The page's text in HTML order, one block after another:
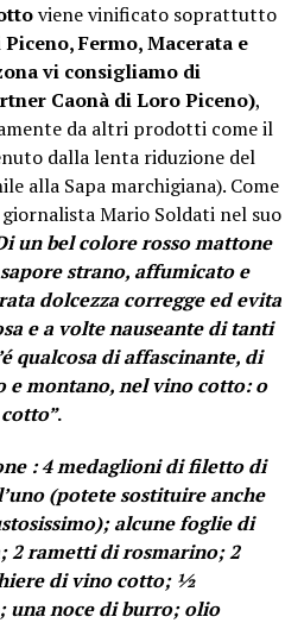
viene vinificato soprattutto
Fermo, Macerata e
vi consigliamo di
Caonà di Loro Piceno),
da altri prodotti come il
dalla lenta riduzione del
alla Sapa marchigiana). Come
Mario Soldati nel suo
un bel colore rosso mattone
strano, affumicato e
dolcezza corregge ed evita
e a volte nauseante di tanti
qualcosa di affascinante, di
e montano, nel vino cotto: o
.
: 4 medaglioni di filetto di
(potete sostituire anche
alcune foglie di
2 rametti di rosmarino; 2
di vino cotto; ½
una noce di burro; olio